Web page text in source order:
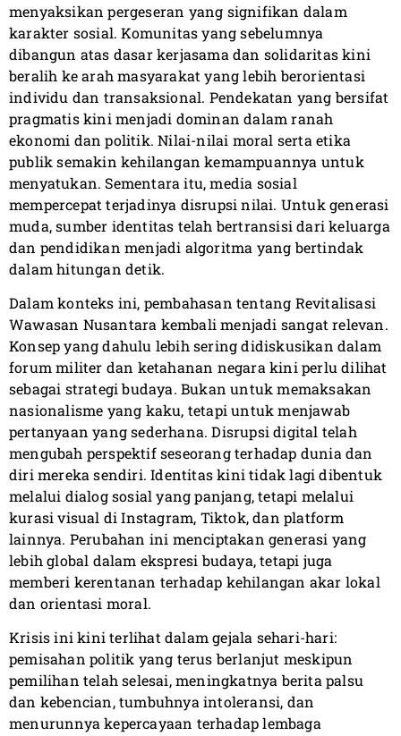
menyaksikan pergeseran yang signifikan dalam
karakter sosial. Komunitas yang sebelumnya
dibangun atas dasar kerjasama dan solidaritas kini
beralih ke arah masyarakat yang lebih berorientasi
individu dan transaksional. Pendekatan yang bersifat
pragmatis kini menjadi dominan dalam ranah
ekonomi dan politik. Nilai-nilai moral serta etika
publik semakin kehilangan kemampuannya untuk
menyatukan. Sementara itu, media sosial
mempercepat terjadinya disrupsi nilai. Untuk generasi
muda, sumber identitas telah bertransisi dari keluarga
dan pendidikan menjadi algoritma yang bertindak
dalam hitungan detik.
Dalam konteks ini, pembahasan tentang Revitalisasi
Wawasan Nusantara kembali menjadi sangat relevan.
Konsep yang dahulu lebih sering didiskusikan dalam
forum militer dan ketahanan negara kini perlu dilihat
sebagai strategi budaya. Bukan untuk memaksakan
nasionalisme yang kaku, tetapi untuk menjawab
pertanyaan yang sederhana. Disrupsi digital telah
mengubah perspektif seseorang terhadap dunia dan
diri mereka sendiri. Identitas kini tidak lagi dibentuk
melalui dialog sosial yang panjang, tetapi melalui
kurasi visual di Instagram, Tiktok, dan platform
lainnya. Perubahan ini menciptakan generasi yang
lebih global dalam ekspresi budaya, tetapi juga
memberi kerentanan terhadap kehilangan akar lokal
dan orientasi moral.
Krisis ini kini terlihat dalam gejala sehari-hari:
pemisahan politik yang terus berlanjut meskipun
pemilihan telah selesai, meningkatnya berita palsu
dan kebencian, tumbuhnya intoleransi, dan
menurunnya kepercayaan terhadap lembaga